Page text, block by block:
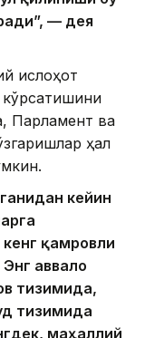
— дея
ислоҳот
кўрсатишини
Парламент ва
ҳал
кейин
қамровли
аввало
тизимида,
тизимида
маҳаллий